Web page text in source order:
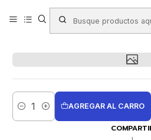
Productos LIBRERIA
VENDA YESO P/MODELAR 15 X 90 CM
Cantidad
AGREGAR AL CARRO